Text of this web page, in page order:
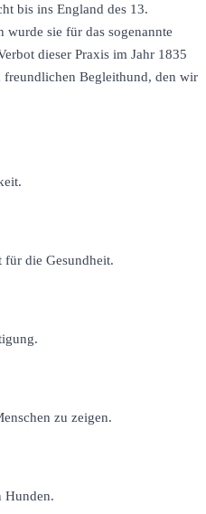
bis ins England des 13.
sie für das sogenannte
dieser Praxis im Jahr 1835
freundlichen Begleithund, den wir
die Gesundheit.
zu zeigen.
Hunden.